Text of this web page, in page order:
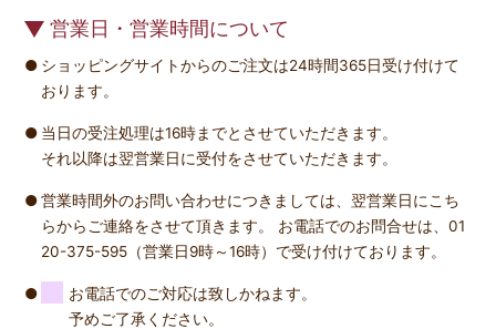
営業日・営業時間について
ショッピングサイトからのご注文は24時間365日受け付けて
おります。
当日の受注処理は16時までとさせていただきます。
それ以降は翌営業日に受付をさせていただきます。
営業時間外のお問い合わせにつきましては、翌営業日にこち
らからご連絡をさせて頂きます。 お電話でのお問合せは、01
20-375-595（営業日9時～16時）で受け付けております。
お電話でのご対応は致しかねます。
予めご了承ください。